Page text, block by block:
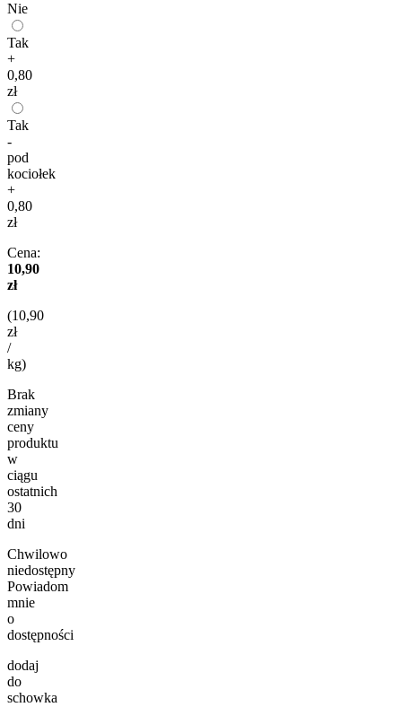
Nie
Tak
+
0,80
zł
Tak
-
pod
kociołek
+
0,80
zł
Cena:
10,90
zł
(10,90
zł
/
kg)
Brak
zmiany
ceny
produktu
w
ciągu
ostatnich
30
dni
Chwilowo
niedostępny
Powiadom
mnie
o
dostępności
dodaj
do
schowka